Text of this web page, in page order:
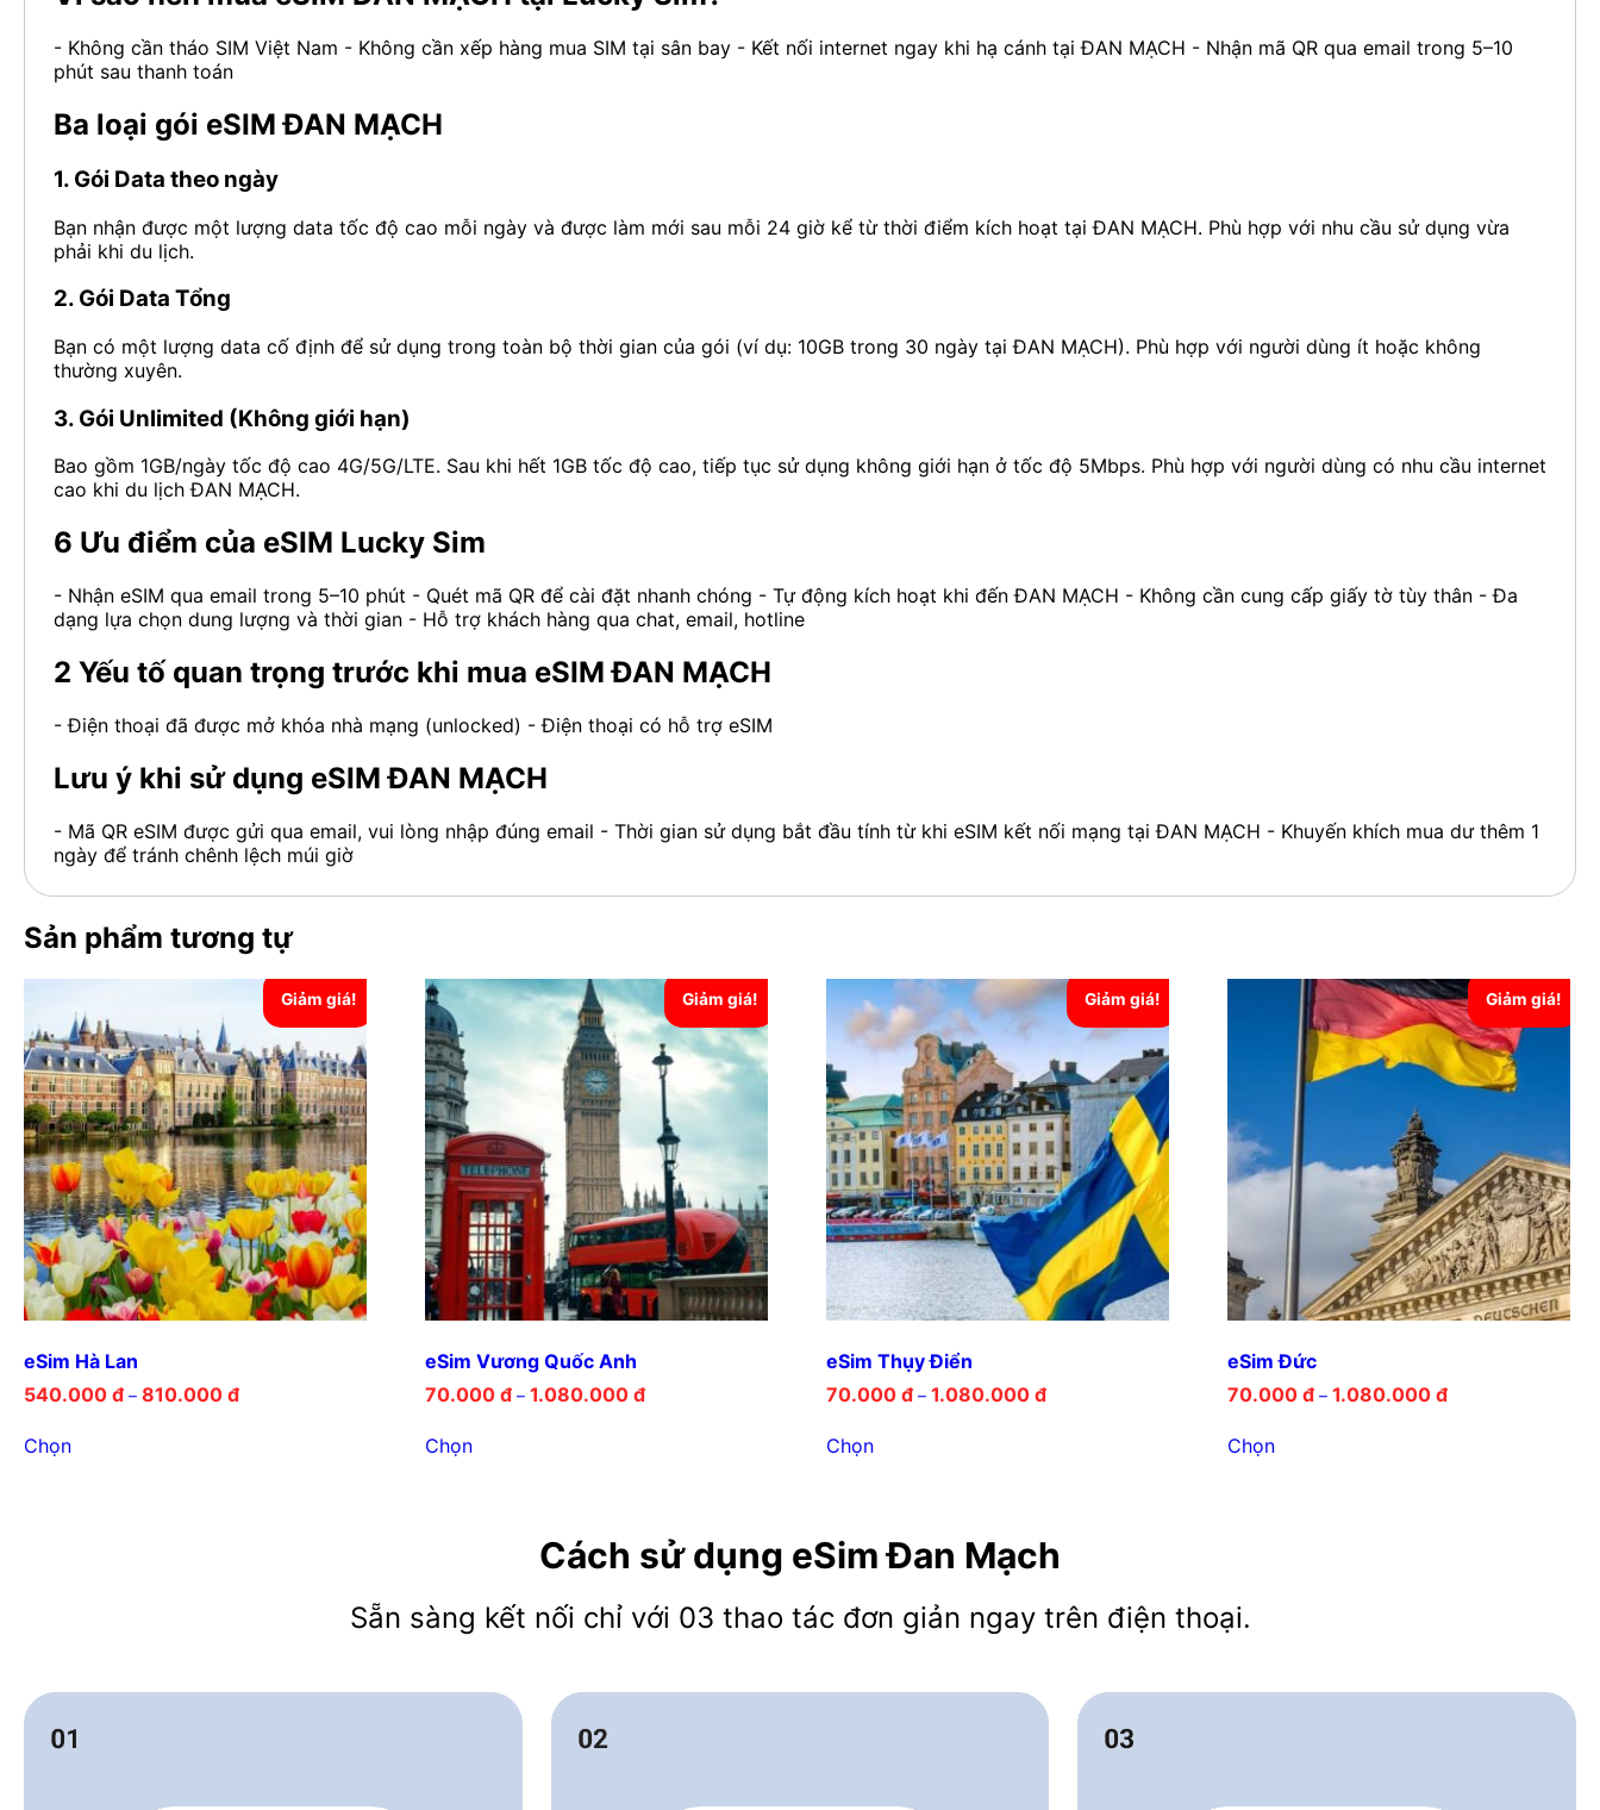
- Không cần tháo SIM Việt Nam - Không cần xếp hàng mua SIM tại sân bay - Kết nối internet ngay khi hạ cánh tại ĐAN MẠCH - Nhận mã QR qua email trong 5–10
phút sau thanh toán
Ba loại gói eSIM ĐAN MẠCH
1. Gói Data theo ngày
Bạn nhận được một lượng data tốc độ cao mỗi ngày và được làm mới sau mỗi 24 giờ kể từ thời điểm kích hoạt tại ĐAN MẠCH. Phù hợp với nhu cầu sử dụng vừa
phải khi du lịch.
2. Gói Data Tổng
Bạn có một lượng data cố định để sử dụng trong toàn bộ thời gian của gói (ví dụ: 10GB trong 30 ngày tại ĐAN MẠCH). Phù hợp với người dùng ít hoặc không
thường xuyên.
3. Gói Unlimited (Không giới hạn)
Bao gồm 1GB/ngày tốc độ cao 4G/5G/LTE. Sau khi hết 1GB tốc độ cao, tiếp tục sử dụng không giới hạn ở tốc độ 5Mbps. Phù hợp với người dùng có nhu cầu internet
cao khi du lịch ĐAN MẠCH.
6 Ưu điểm của eSIM Lucky Sim
- Nhận eSIM qua email trong 5–10 phút - Quét mã QR để cài đặt nhanh chóng - Tự động kích hoạt khi đến ĐAN MẠCH - Không cần cung cấp giấy tờ tùy thân - Đa
dạng lựa chọn dung lượng và thời gian - Hỗ trợ khách hàng qua chat, email, hotline
2 Yếu tố quan trọng trước khi mua eSIM ĐAN MẠCH
- Điện thoại đã được mở khóa nhà mạng (unlocked) - Điện thoại có hỗ trợ eSIM
Lưu ý khi sử dụng eSIM ĐAN MẠCH
- Mã QR eSIM được gửi qua email, vui lòng nhập đúng email - Thời gian sử dụng bắt đầu tính từ khi eSIM kết nối mạng tại ĐAN MẠCH - Khuyến khích mua dư thêm 1
ngày để tránh chênh lệch múi giờ
Sản phẩm tương tự
Giảm giá!
eSim Hà Lan
540.000 đ – 810.000 đ
Chọn
Giảm giá!
eSim Vương Quốc Anh
70.000đ – 1.080.000đ
Chọn
Giảm giá!
eSim Thụy Điển
70.000đ – 1.080.000đ
Chọn
Giảm giá!
eSim Đức
70.000đ – 1.080.000đ
Chọn
Cách sử dụng eSim Đan Mạch
Sẵn sàng kết nối chỉ với 03 thao tác đơn giản ngay trên điện thoại.